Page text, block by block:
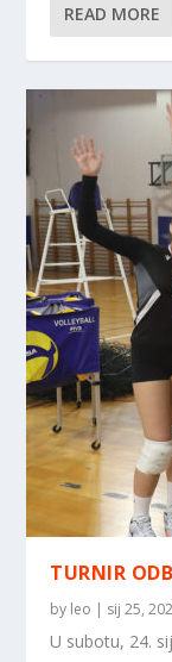
READ MORE
TURNIR
by leo | sij 25,
U subotu, 24.